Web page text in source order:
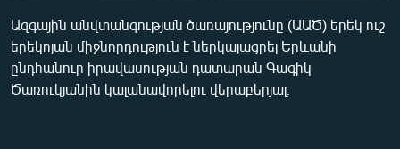
ՏՏ ԵՒ ԻՆՏԵՐՆԵՏ
ԿՈՐՈՆԱՎԻՐՈՒՍ
ԱՐԽԻՎ
360p
480p
Ազգային անվտանգության ծառայությունը (ԱԱԾ) երեկ ուշ
երեկոյան միջնորդություն է ներկայացրել Երևանի
ընդհանուր իրավասության դատարան Գագիկ
Ծառուկյանին կալանավորելու վերաբերյալ։